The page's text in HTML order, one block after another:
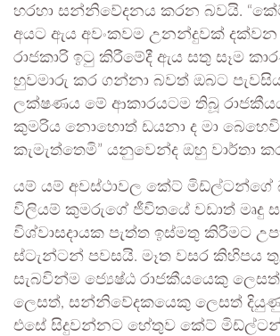
හරහා සන්නිවේදනය කරන බවයි.
අයට ඇය අවංකවම උනන්දුවක්
රාජකාරි ඉටු කිරීමේදී ඇය සතු සෑම
හුවමාරු කර ගන්නා බවත් ඔබට
ලක්ෂණය මේ ආකාරයටම තිබූ
කුමරිය නොහොත් ඩයනා ද මා
කැමැත්තෙමි” යනුවෙන්ද ඔහු වාර්තා
යම් යම් අවස්ථාවල කේට් මිඩ්ල්ටන්ගේ
විලියම් කුමරුගේ ජීවිතයේ වඩාත් මෘදු
විශ්වාසදායක පැත්ත ඉස්මතු කිරීමට
ස්ටැන්ටන් පවසයි. මෑත වසර කිහිපය
සැබවින්ම ජ්‍යෙෂ්ඨ රාජකීයයෙකු
ලෙසත්, සන්නිවේදකයෙකු ලෙසත්
එසේ සිදුවන්නට හේතුව කේට්